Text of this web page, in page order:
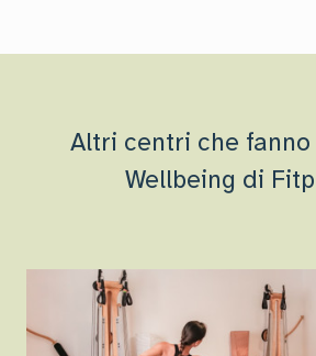
Altri centri che
Wellbeing di